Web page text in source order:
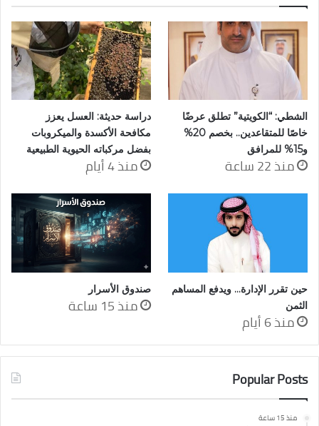
الشطي: “الكويتية” تطلق عرضًا
خاصًا للمتقاعدين.. بخصم 20%
و15% للمرافق
منذ 22 ساعة
دراسة حديثة: العسل يعزز
مكافحة الأكسدة والميكروبات
بفضل مركباته الحيوية الطبيعية
منذ 4 أيام
حين تقرر الإدارة… ويدفع المساهم
الثمن
منذ 6 أيام
صندوق الأسرار
منذ 15 ساعة
Popular Posts
منذ 15 ساعة